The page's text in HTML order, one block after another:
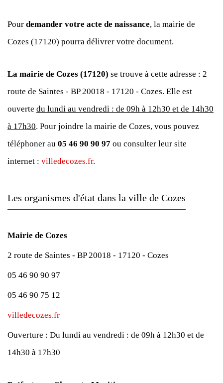
Pour demander votre acte de naissance, la mairie de
Cozes (17120) pourra délivrer votre document.
La mairie de Cozes (17120) se trouve à cette adresse : 2
route de Saintes - BP 20018 - 17120 - Cozes. Elle est
ouverte du lundi au vendredi : de 09h à 12h30 et de 14h30
à 17h30. Pour joindre la mairie de Cozes, vous pouvez
téléphoner au 05 46 90 90 97 ou consulter leur site
internet : villedecozes.fr.
Les organismes d'état dans la ville de Cozes
Mairie de Cozes
2 route de Saintes - BP 20018 - 17120 - Cozes
05 46 90 90 97
05 46 90 75 12
villedecozes.fr
Ouverture : Du lundi au vendredi : de 09h à 12h30 et de
14h30 à 17h30